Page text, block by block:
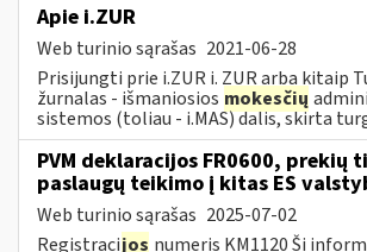
Apie i.ZUR
Web turinio sąrašas 2021-06-28
Prisijungti prie i.ZUR i. ZUR arba kitaip
žurnalas - išmaniosios mokesčių
sistemos (toliau - i.MAS) dalis, skirta
PVM deklaracijos FR0600, prekių
paslaugų teikimo į kitas ES
Web turinio sąrašas 2025-07-02
Registracijos numeris KM1120 Ši